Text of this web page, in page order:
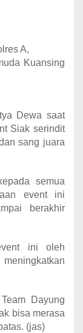
A,
Kuansing
Dewa saat
Siak serindit
sang juara
semua
event ini
berakhir
ini oleh
Dayung
bisa merasa
(jas)